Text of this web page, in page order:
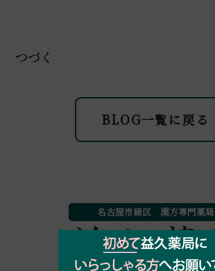
つづく
BLOG一覧に戻る
名古屋市緑区 漢方専門薬局